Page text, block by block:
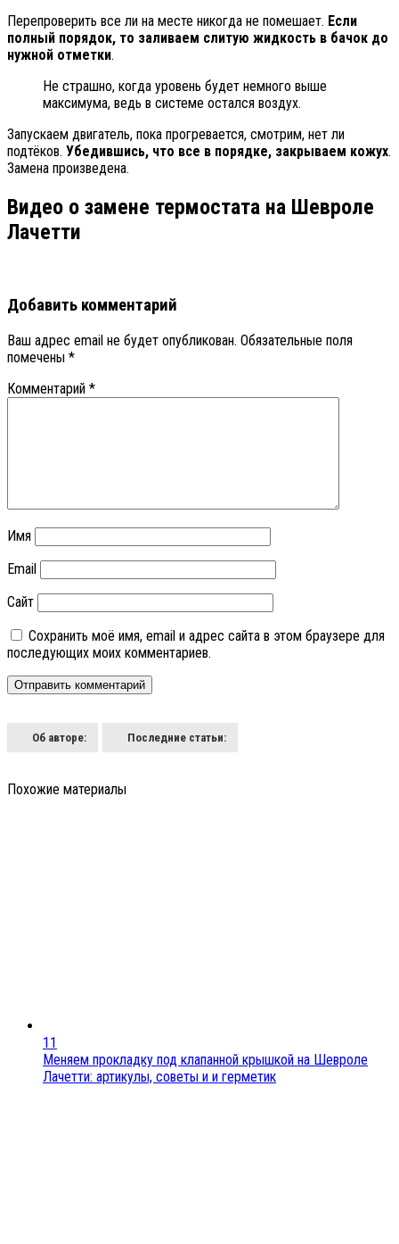
Перепроверить все ли на месте никогда не помешает. Если
полный порядок, то заливаем слитую жидкость в бачок до
нужной отметки.
Не страшно, когда уровень будет немного выше
максимума, ведь в системе остался воздух.
Запускаем двигатель, пока прогревается, смотрим, нет ли
подтёков. Убедившись, что все в порядке, закрываем кожух.
Замена произведена.
Видео о замене термостата на Шевроле
Лачетти
Добавить комментарий
Ваш адрес email не будет опубликован. Обязательные поля
помечены *
Комментарий *
Имя
Email
Сайт
Сохранить моё имя, email и адрес сайта в этом браузере для
последующих моих комментариев.
Об авторе: Последние статьи:
Похожие материалы
11
Меняем прокладку под клапанной крышкой на Шевроле
Лачетти: артикулы, советы и и герметик